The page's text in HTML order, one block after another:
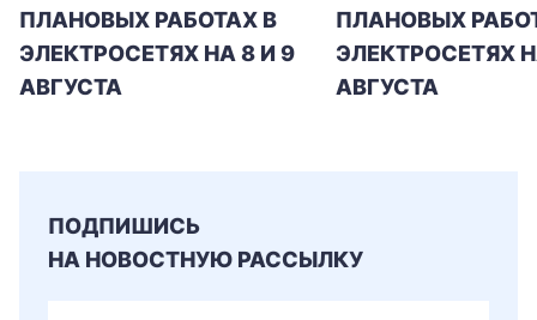
Заказать обратный звонок
ПЛАНОВЫХ РАБОТАХ В
ЭЛЕКТРОСЕТЯХ НА 8 И 9
АВГУСТА
ПЛАНОВЫХ
ЭЛЕКТРОСЕТЯХ
АВГУСТА
ПОДПИШИСЬ
НА НОВОСТНУЮ РАССЫЛКУ